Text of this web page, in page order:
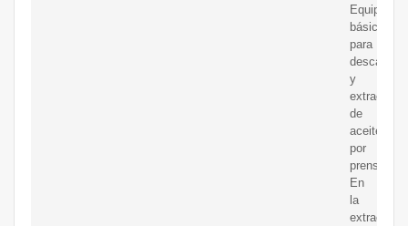
básico
para
y
extracción
de
aceite
por
prensado.
En
la
extracción